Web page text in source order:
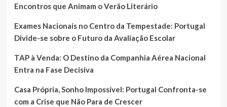
Encontros que Animam o Verão Literário
Exames Nacionais no Centro da Tempestade: Portugal
Divide-se sobre o Futuro da Avaliação Escolar
TAP à Venda: O Destino da Companhia Aérea Nacional
Entra na Fase Decisiva
Casa Própria, Sonho Impossível: Portugal Confronta-se
com a Crise que Não Para de Crescer